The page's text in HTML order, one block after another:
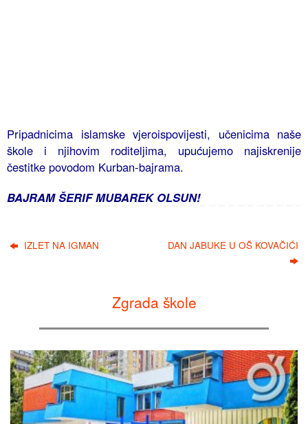
Pripadnicima islamske vjeroispovijesti, učenicima naše
škole i njihovim roditeljima, upućujemo najiskrenije
čestitke povodom Kurban-bajrama.
BAJRAM ŠERIF MUBAREK OLSUN!
IZLET NA IGMAN DAN JABUKE U OŠ KOVAČIĆI
Zgrada škole